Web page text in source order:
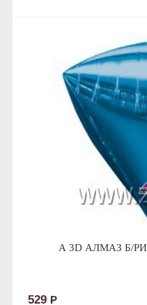
А 3D АЛМАЗ Б/
529 Р